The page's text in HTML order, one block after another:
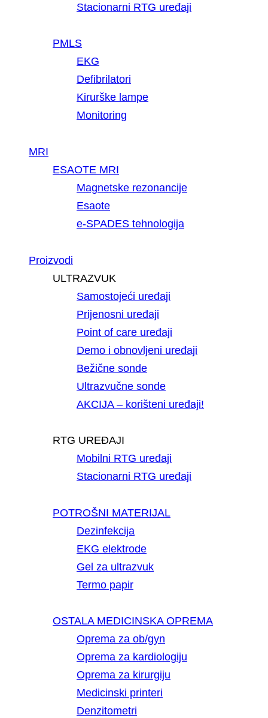
Stacionarni RTG uređaji
PMLS
EKG
Defibrilatori
Kirurške lampe
Monitoring
MRI
ESAOTE MRI
Magnetske rezonancije
Esaote
e-SPADES tehnologija
Proizvodi
ULTRAZVUK
Samostojeći uređaji
Prijenosni uređaji
Point of care uređaji
Demo i obnovljeni uređaji
Bežične sonde
Ultrazvučne sonde
AKCIJA – korišteni uređaji!
RTG UREĐAJI
Mobilni RTG uređaji
Stacionarni RTG uređaji
POTROŠNI MATERIJAL
Dezinfekcija
EKG elektrode
Gel za ultrazvuk
Termo papir
OSTALA MEDICINSKA OPREMA
Oprema za ob/gyn
Oprema za kardiologiju
Oprema za kirurgiju
Medicinski printeri
Denzitometri